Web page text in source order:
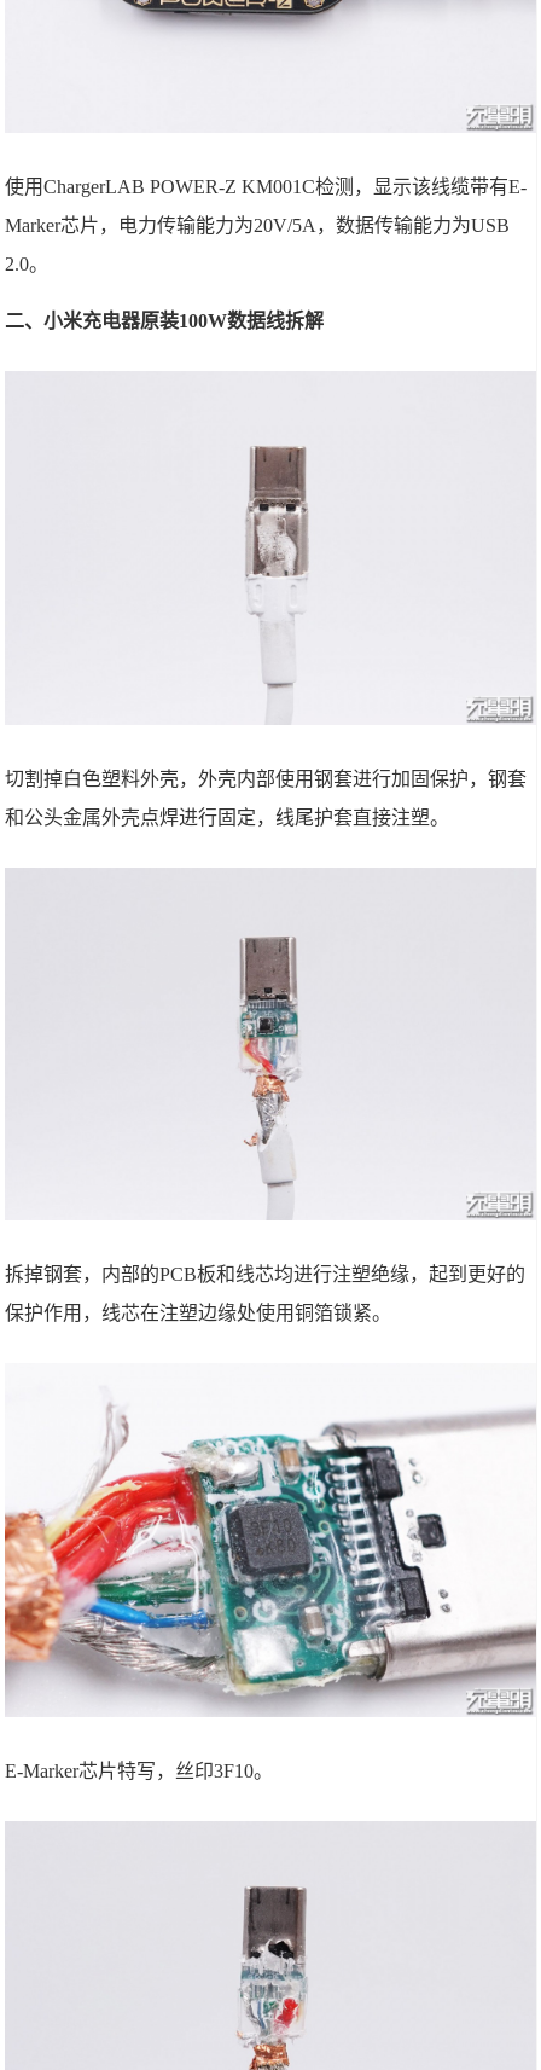
使用ChargerLAB POWER-Z KM001C检测，显示该线缆带有E-
Marker芯片，电力传输能力为20V/5A，数据传输能力为USB
2.0。
二、小米充电器原装100W数据线拆解
切割掉白色塑料外壳，外壳内部使用钢套进行加固保护，钢套
和公头金属外壳点焊进行固定，线尾护套直接注塑。
拆掉钢套，内部的PCB板和线芯均进行注塑绝缘，起到更好的
保护作用，线芯在注塑边缘处使用铜箔锁紧。
E-Marker芯片特写，丝印3F10。